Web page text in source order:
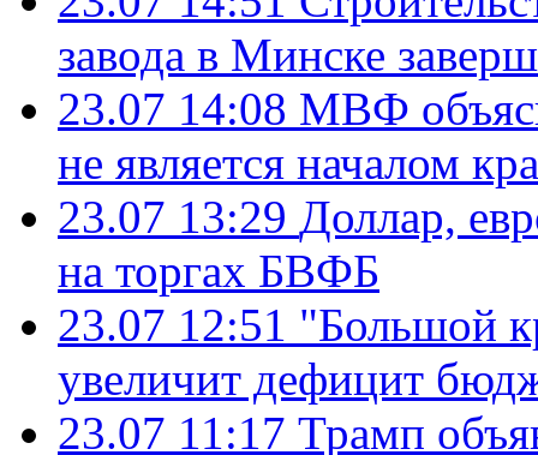
завода в Минске
23.07 14:08 МВФ
не является началом
23.07 13:29 Доллар,
на торгах БВФБ
23.07 12:51 "Большой
увеличит дефицит
23.07 11:17 Трамп